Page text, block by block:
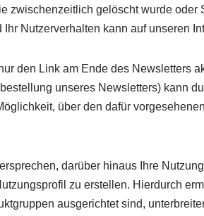
zwischenzeitlich gelöscht wurde
Nutzerverhalten kann auf unseren
den Link am Ende des Newsletters
unseres Newsletters) kann
über den dafür
darüber hinaus Ihre
zu erstellen. Hierdurch
ausgerichtet sind,